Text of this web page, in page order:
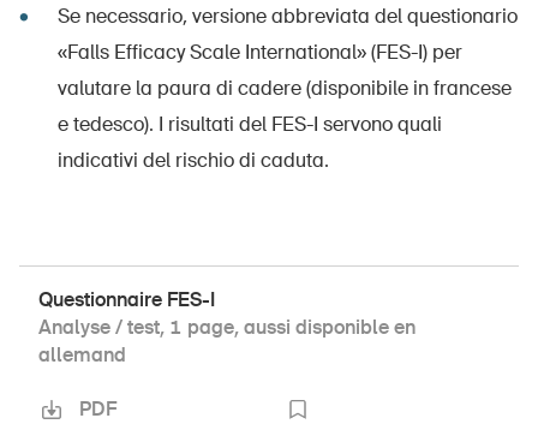
Se necessario, versione abbreviata del questionario
«Falls Efficacy Scale International» (FES-I) per
valutare la paura di cadere (disponibile in francese
e tedesco). I risultati del FES-I servono quali
indicativi del rischio di caduta.
Questionnaire FES-I
Analyse / test, 1 page, aussi disponible en
allemand
PDF